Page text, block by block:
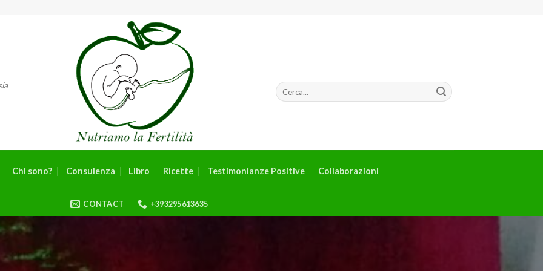
Chi sono? Consulenza Libro Ricette Testimonianze Positive Collaborazioni
CONTACT +393295613635